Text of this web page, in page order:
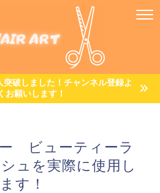
破しました！チャンネル登録よ
お願いします！
ー ビューティーラ
ュを実際に使用し
す！